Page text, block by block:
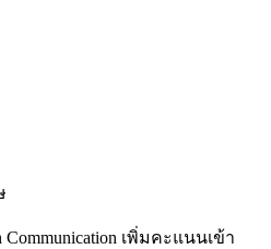
เพิ่มคะแนนเข้า